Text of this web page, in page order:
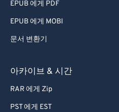
EPUB 에게 PDF
EPUB 에게 MOBI
문서 변환기
아카이브 & 시간
RAR 에게 Zip
PST 에게 EST